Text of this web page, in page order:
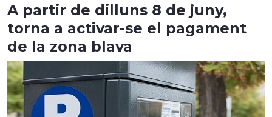
A partir de dilluns 8 de juny,
torna a activar-se el pagament
de la zona blava